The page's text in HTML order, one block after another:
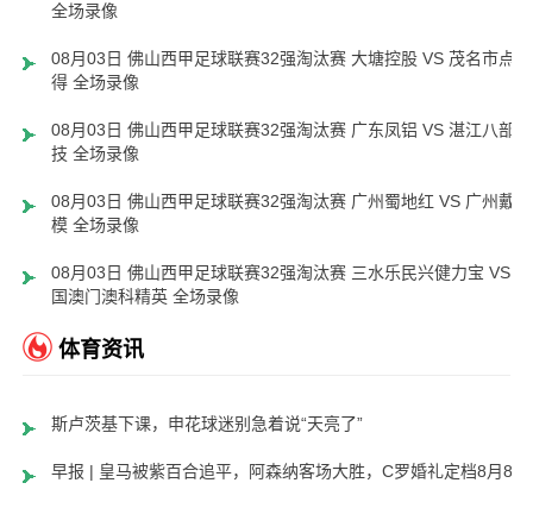
全场录像
08月03日 佛山西甲足球联赛32强淘汰赛 大塘控股 VS 茂名市点都
得 全场录像
08月03日 佛山西甲足球联赛32强淘汰赛 广东凤铝 VS 湛江八部科
技 全场录像
08月03日 佛山西甲足球联赛32强淘汰赛 广州蜀地红 VS 广州戴拿
模 全场录像
08月03日 佛山西甲足球联赛32强淘汰赛 三水乐民兴健力宝 VS 中
国澳门澳科精英 全场录像
体育资讯
斯卢茨基下课，申花球迷别急着说“天亮了”
早报 | 皇马被紫百合追平，阿森纳客场大胜，C罗婚礼定档8月8日